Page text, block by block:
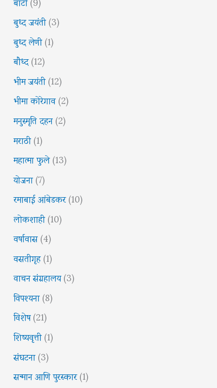
बुध्द जयंती(3)
बुध्द लेणी(1)
बौध्द(12)
भीम जयंती(12)
भीमा कोरेगाव(2)
मनुस्मृति दहन(2)
मराठी(1)
महात्मा फुले(13)
योजना(7)
रमाबाई आंबेडकर(10)
लोकशाही(10)
वर्षावास(4)
वसतीगृह(1)
वाचन संग्रहालय(3)
विपश्यना(8)
विशेष(21)
शिष्यवृत्ती(1)
संघटना(3)
सन्मान आणि पुरस्कार(1)